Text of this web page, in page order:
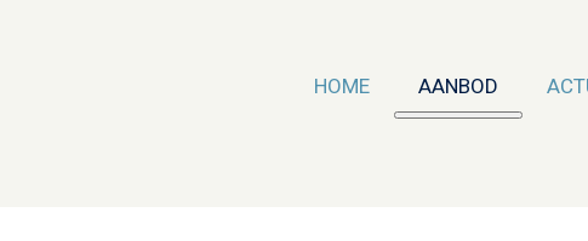
HOME AANBOD
Meer over: